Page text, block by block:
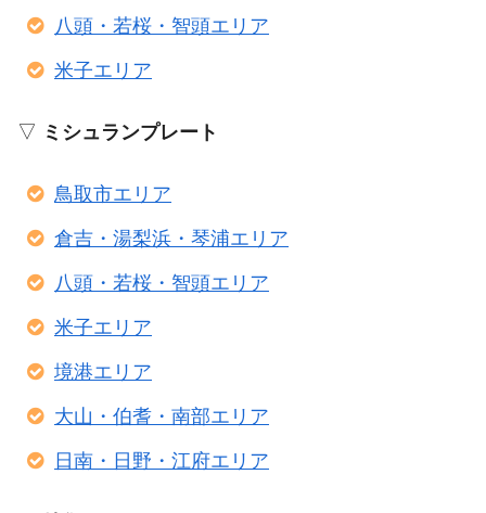
八頭・若桜・智頭エリア
米子エリア
▽ ミシュランプレート
鳥取市エリア
倉吉・湯梨浜・琴浦エリア
八頭・若桜・智頭エリア
米子エリア
境港エリア
大山・伯耆・南部エリア
日南・日野・江府エリア